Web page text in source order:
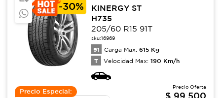
-30%
KINERGY ST
H735
205/60 R15 91T
sku:16969
91 Carga Max: 615 Kg
T Velocidad Max: 190 Km/h
Precio Especial:
Precio Oferta
$ 99,500